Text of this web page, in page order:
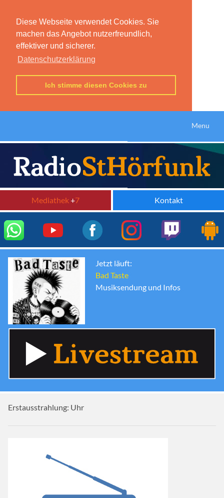
Diese Webseite verwendet Cookies. Sie
machen das Angebot nutzerfreundlich,
effektiver und sicherer.
Datenschutzerklärung
Ich stimme diesen Cookies zu
Menu
Mediathek+7 Kontakt
Jetzt läuft:
Bad Taste
Musiksendung und Infos
Erstausstrahlung: Uhr